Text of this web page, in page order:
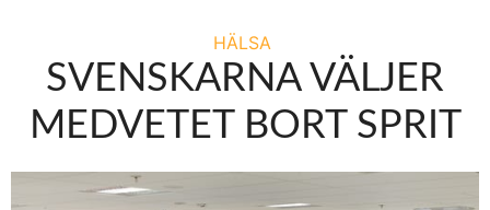
HÄLSA
SVENSKARNA VÄLJER
MEDVETET BORT SPRIT